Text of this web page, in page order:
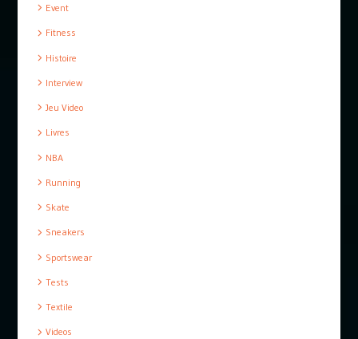
Event
Fitness
Histoire
Interview
Jeu Video
Livres
NBA
Running
Skate
Sneakers
Sportswear
Tests
Textile
Videos